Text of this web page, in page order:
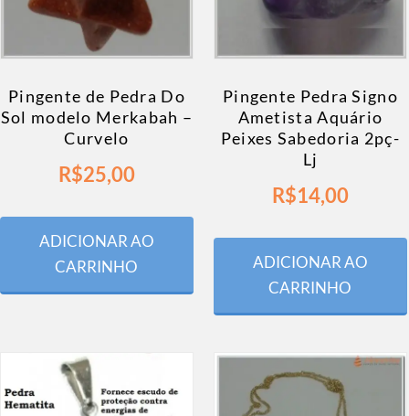
Pingente de Pedra Do
Sol modelo Merkabah –
Curvelo
R$25,00
ADICIONAR AO
CARRINHO
Pingente Pedra Signo
Ametista Aquário
Peixes Sabedoria 2pç-
Lj
R$14,00
ADICIONAR AO
CARRINHO